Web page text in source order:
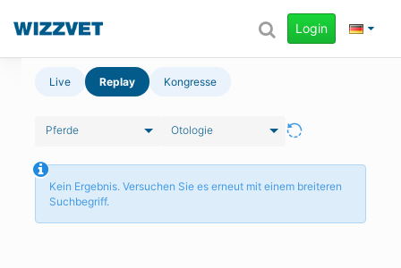
Login
Live Replay Kongresse
Pferde Otologie
Kein Ergebnis. Versuchen Sie es erneut mit einem breiteren
Suchbegriff.